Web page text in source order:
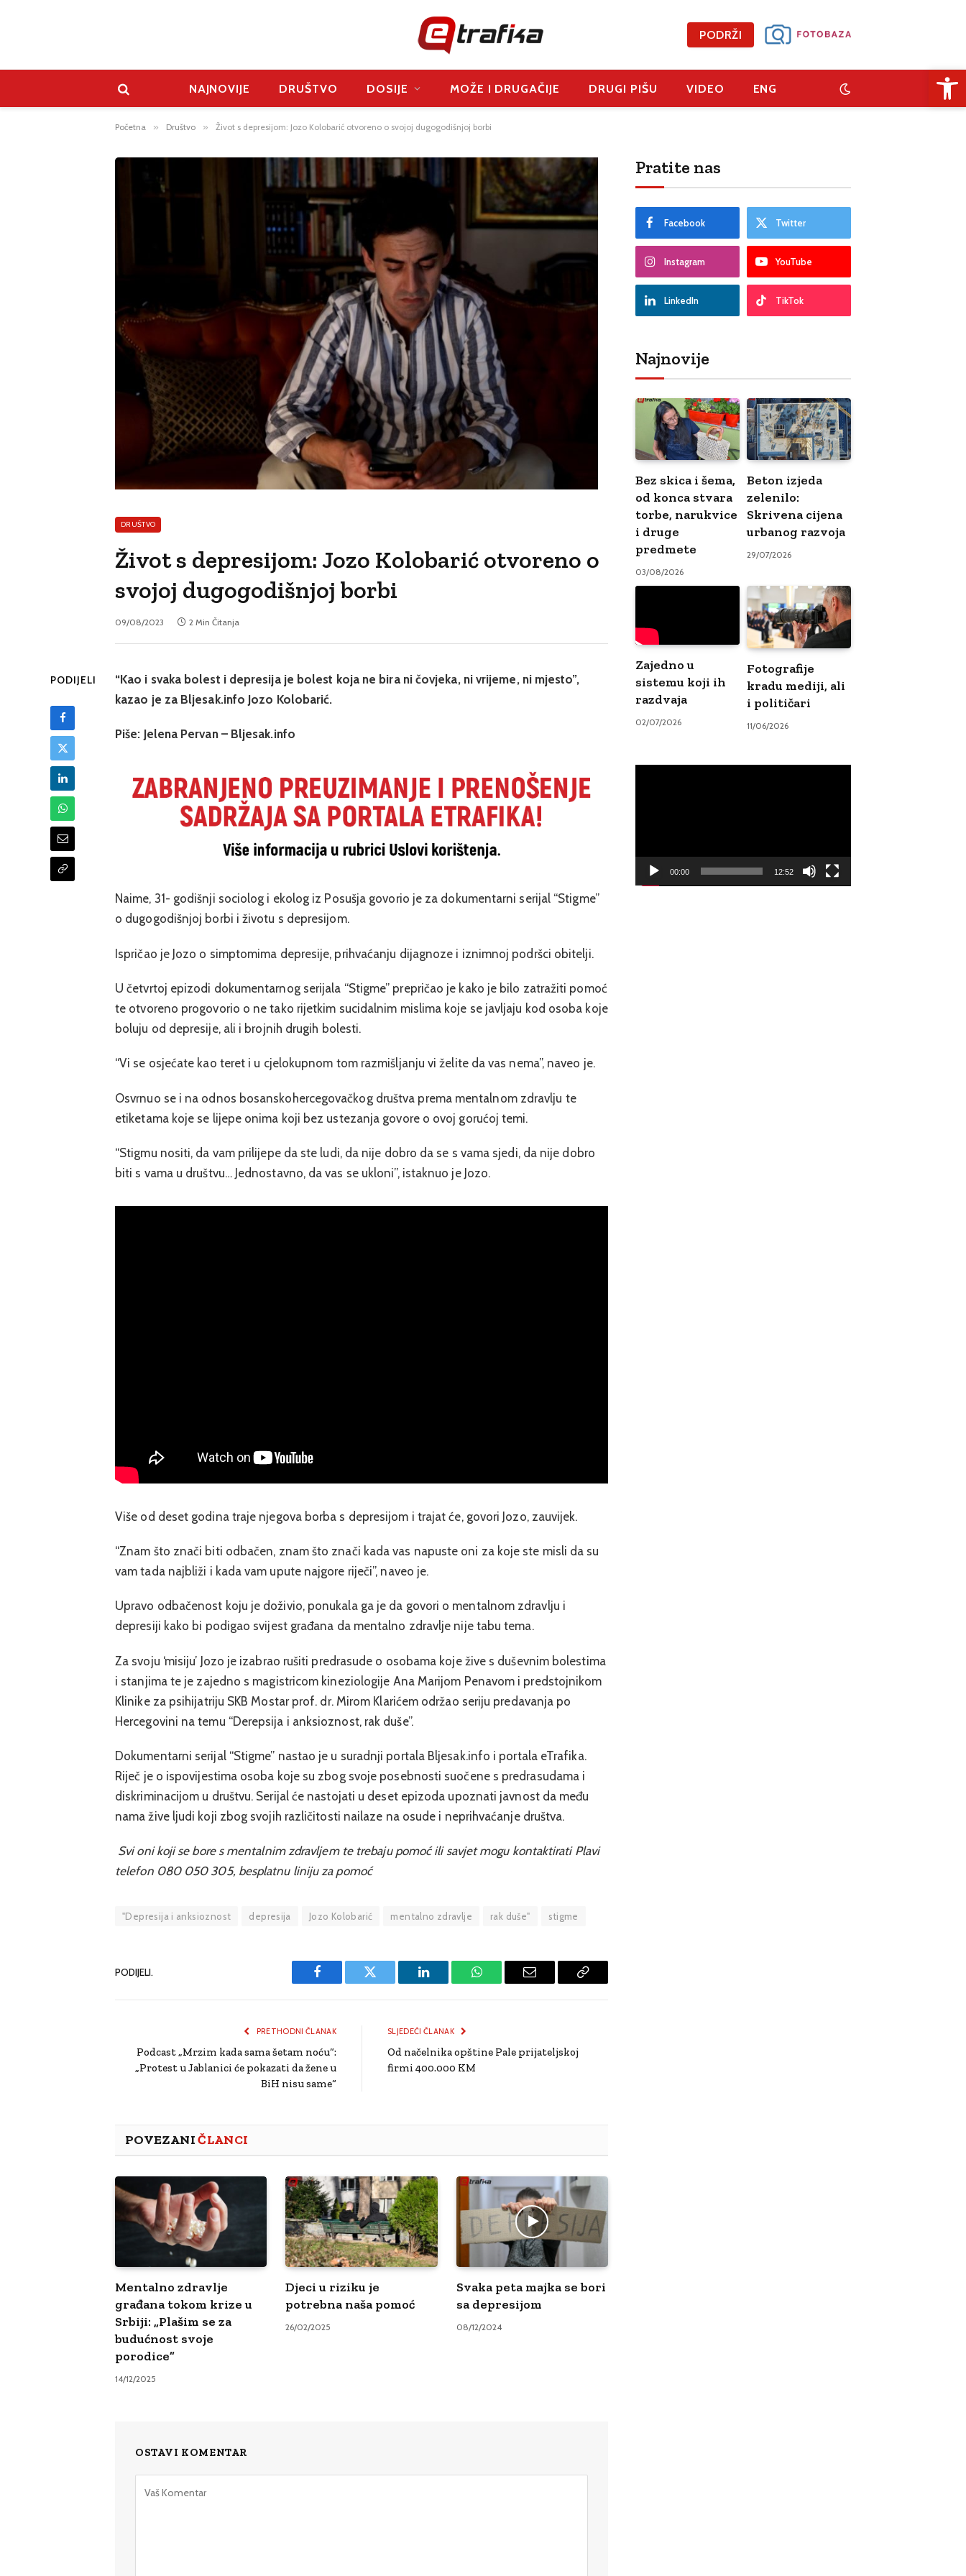
PODRŽI
NAJNOVIJE DRUŠTVO DOSIJE MOŽE I DRUGAČIJE DRUGI PIŠU VIDEO ENG
Početna » Društvo » Život s depresijom: Jozo Kolobarić otvoreno o svojoj dugogodišnjoj borbi
DRUŠTVO
Život s depresijom: Jozo Kolobarić otvoreno o
svojoj dugogodišnjoj borbi
09/08/2023 2 Min Čitanja
PODIJELI
“Kao i svaka bolest i depresija je bolest koja ne bira ni čovjeka, ni vrijeme, ni mjesto”,
kazao je za Bljesak.info Jozo Kolobarić.
Piše: Jelena Pervan – Bljesak.info
Naime, 31- godišnji sociolog i ekolog iz Posušja govorio je za dokumentarni serijal “Stigme”
o dugogodišnjoj borbi i životu s depresijom.
Ispričao je Jozo o simptomima depresije, prihvaćanju dijagnoze i iznimnoj podršci obitelji.
U četvrtoj epizodi dokumentarnog serijala “Stigme” prepričao je kako je bilo zatražiti pomoć
te otvoreno progovorio o ne tako rijetkim sucidalnim mislima koje se javljaju kod osoba koje
boluju od depresije, ali i brojnih drugih bolesti.
“Vi se osjećate kao teret i u cjelokupnom tom razmišljanju vi želite da vas nema”, naveo je.
Osvrnuo se i na odnos bosanskohercegovačkog društva prema mentalnom zdravlju te
etiketama koje se lijepe onima koji bez ustezanja govore o ovoj gorućoj temi.
“Stigmu nositi, da vam prilijepe da ste ludi, da nije dobro da se s vama sjedi, da nije dobro
biti s vama u društvu… Jednostavno, da vas se ukloni”, istaknuo je Jozo.
Više od deset godina traje njegova borba s depresijom i trajat će, govori Jozo, zauvijek.
“Znam što znači biti odbačen, znam što znači kada vas napuste oni za koje ste misli da su
vam tada najbliži i kada vam upute najgore riječi”, naveo je.
Upravo odbačenost koju je doživio, ponukala ga je da govori o mentalnom zdravlju i
depresiji kako bi podigao svijest građana da mentalno zdravlje nije tabu tema.
Za svoju ‘misiju’ Jozo je izabrao rušiti predrasude o osobama koje žive s duševnim bolestima
i stanjima te je zajedno s magistricom kineziologije Ana Marijom Penavom i predstojnikom
Klinike za psihijatriju SKB Mostar prof. dr. Mirom Klarićem održao seriju predavanja po
Hercegovini na temu “Derepsija i anksioznost, rak duše”.
Dokumentarni serijal “Stigme” nastao je u suradnji portala Bljesak.info i portala eTrafika.
Riječ je o ispovijestima osoba koje su zbog svoje posebnosti suočene s predrasudama i
diskriminacijom u društvu. Serijal će nastojati u deset epizoda upoznati javnost da među
nama žive ljudi koji zbog svojih različitosti nailaze na osude i neprihvaćanje društva.
Svi oni koji se bore s mentalnim zdravljem te trebaju pomoć ili savjet mogu kontaktirati Plavi
telefon 080 050 305, besplatnu liniju za pomoć
"Depresija i anksioznost depresija Jozo Kolobarić mentalno zdravlje rak duše" stigme
PODIJELI.
Facebook Twitter LinkedIn WhatsAppEmail
Copy
PRETHODNI ČLANAK
Podcast „Mrzim kada sama šetam noću“:
„Protest u Jablanici će pokazati da žene u
BiH nisu same“
SLJEDEĆI ČLANAK
Od načelnika opštine Pale prijateljskoj
firmi 400.000 KM
POVEZANIČLANCI
Mentalno zdravlje
građana tokom krize u
Srbiji: „Plašim se za
budućnost svoje
porodice”
14/12/2025
Djeci u riziku je
potrebna naša pomoć
26/02/2025
Svaka peta majka se bori
sa depresijom
08/12/2024
OSTAVI KOMENTAR
Pratite nas
Facebook Twitter
Instagram YouTube
LinkedIn TikTok
Najnovije
Bez skica i šema,
od konca stvara
torbe, narukvice
i druge
predmete
03/08/2026
Beton izjeda
zelenilo:
Skrivena cijena
urbanog razvoja
29/07/2026
Zajedno u
sistemu koji ih
razdvaja
02/07/2026
Fotografije
kradu mediji, ali
i političari
11/06/2026
00:00 12:52